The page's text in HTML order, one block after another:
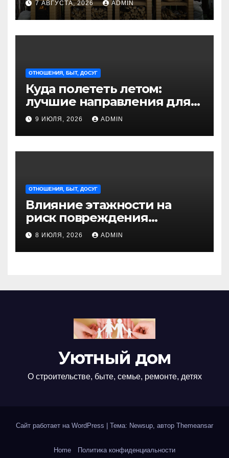
отдыха на природе
7 АВГУСТА, 2026 ADMIN
ОТНОШЕНИЯ, БЫТ, ДОСУГ
Куда полететь летом:
лучшие направления для
отдыха из Санкт-
Петербурга
9 ИЮЛЯ, 2026 ADMIN
ОТНОШЕНИЯ, БЫТ, ДОСУГ
Влияние этажности на
риск повреждения
недвижимости
8 ИЮЛЯ, 2026 ADMIN
Уютный дом
О строительстве, быте, семье, ремонте, детях
Сайт работает на WordPress | Тема: Newsup, автор Themeansar
Home Политика конфиденциальности